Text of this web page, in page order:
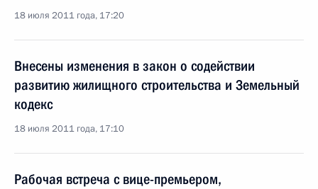
18 июля 2011 года, 17:20
Внесены изменения в закон о содействии
развитию жилищного строительства и Земельный
кодекс
18 июля 2011 года, 17:10
Рабочая встреча с вице-премьером,